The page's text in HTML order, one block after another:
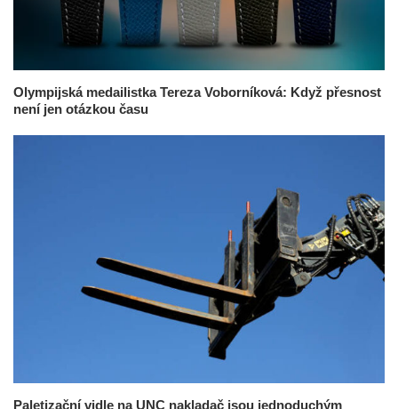
Olympijská medailistka Tereza Voborníková: Když přesnost
není jen otázkou času
Paletizační vidle na UNC nakladač jsou jednoduchým